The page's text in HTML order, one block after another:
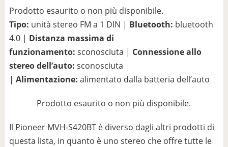
Prodotto esaurito o non più disponibile.
Tipo: unità stereo FM a 1 DIN | Bluetooth: bluetooth
4.0 | Distanza massima di
funzionamento: sconosciuta | Connessione allo
stereo dell’auto: sconosciuta
| Alimentazione: alimentato dalla batteria dell’auto
Prodotto esaurito o non più disponibile.
Il Pioneer MVH-S420BT è diverso dagli altri prodotti di
questa lista, in quanto è uno stereo che offre tutte le